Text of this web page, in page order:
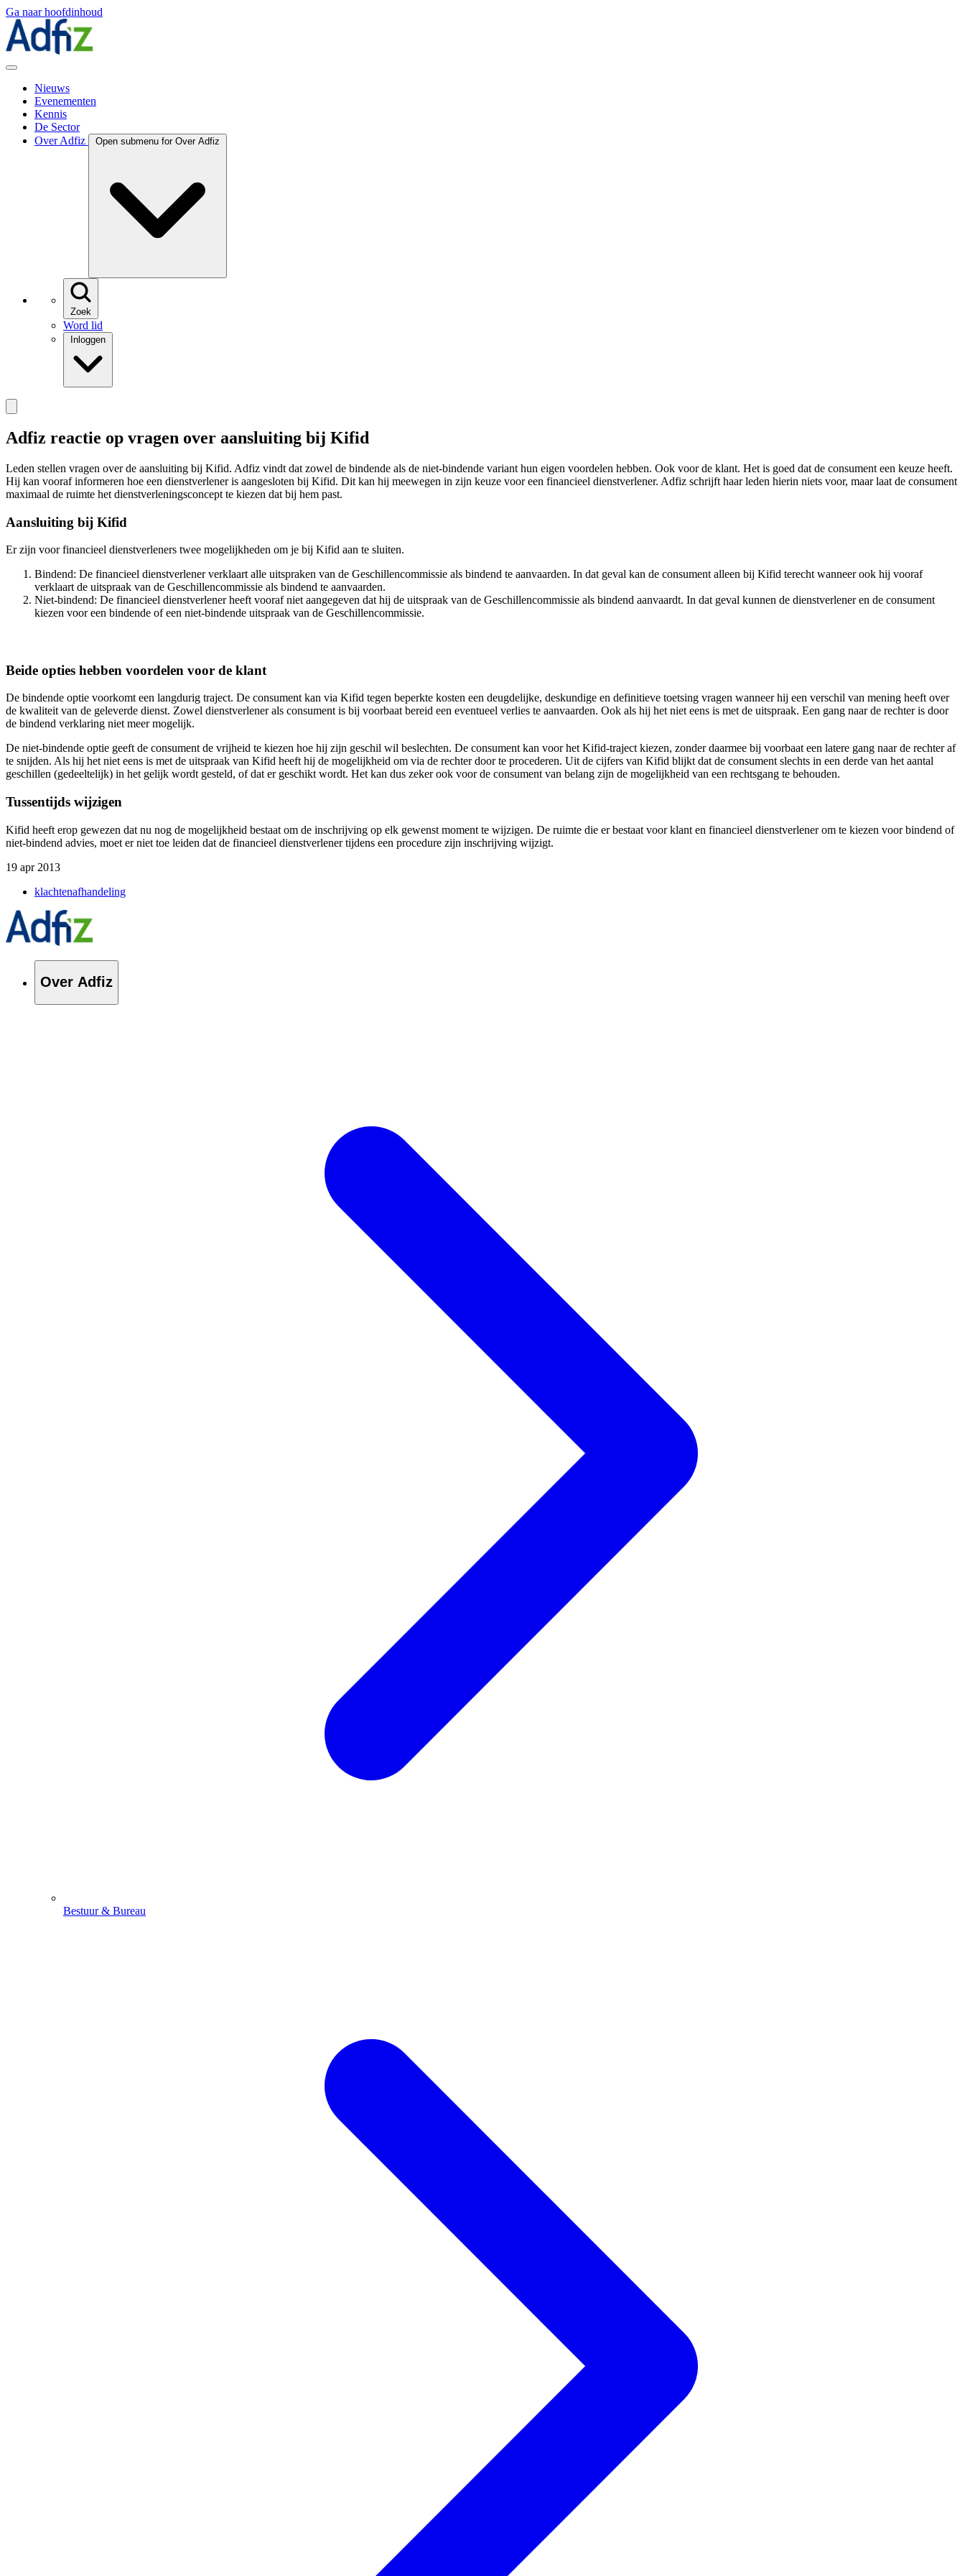
Ga naar hoofdinhoud
Nieuws
Evenementen
Kennis
De Sector
Over Adfiz
Open submenu for Over Adfiz
Zoek
Word lid
Inloggen
Adfiz reactie op vragen over aansluiting bij Kifid
Leden stellen vragen over de aansluiting bij Kifid. Adfiz vindt dat zowel de bindende als de niet-bindende variant hun eigen voordelen hebben. Ook voor de klant. Het is goed dat de consument een keuze heeft.
Hij kan vooraf informeren hoe een dienstverlener is aangesloten bij Kifid. Dit kan hij meewegen in zijn keuze voor een financieel dienstverlener. Adfiz schrijft haar leden hierin niets voor, maar laat de consument
maximaal de ruimte het dienstverleningsconcept te kiezen dat bij hem past.
Aansluiting bij Kifid
Er zijn voor financieel dienstverleners twee mogelijkheden om je bij Kifid aan te sluiten.
Bindend: De financieel dienstverlener verklaart alle uitspraken van de Geschillencommissie als bindend te aanvaarden. In dat geval kan de consument alleen bij Kifid terecht wanneer ook hij vooraf
verklaart de uitspraak van de Geschillencommissie als bindend te aanvaarden.
Niet-bindend: De financieel dienstverlener heeft vooraf niet aangegeven dat hij de uitspraak van de Geschillencommissie als bindend aanvaardt. In dat geval kunnen de dienstverlener en de consument
kiezen voor een bindende of een niet-bindende uitspraak van de Geschillencommissie.
Beide opties hebben voordelen voor de klant
De bindende optie voorkomt een langdurig traject. De consument kan via Kifid tegen beperkte kosten een deugdelijke, deskundige en definitieve toetsing vragen wanneer hij een verschil van mening heeft over
de kwaliteit van de geleverde dienst. Zowel dienstverlener als consument is bij voorbaat bereid een eventueel verlies te aanvaarden. Ook als hij het niet eens is met de uitspraak. Een gang naar de rechter is door
de bindend verklaring niet meer mogelijk.
De niet-bindende optie geeft de consument de vrijheid te kiezen hoe hij zijn geschil wil beslechten. De consument kan voor het Kifid-traject kiezen, zonder daarmee bij voorbaat een latere gang naar de rechter af
te snijden. Als hij het niet eens is met de uitspraak van Kifid heeft hij de mogelijkheid om via de rechter door te procederen. Uit de cijfers van Kifid blijkt dat de consument slechts in een derde van het aantal
geschillen (gedeeltelijk) in het gelijk wordt gesteld, of dat er geschikt wordt. Het kan dus zeker ook voor de consument van belang zijn de mogelijkheid van een rechtsgang te behouden.
Tussentijds wijzigen
Kifid heeft erop gewezen dat nu nog de mogelijkheid bestaat om de inschrijving op elk gewenst moment te wijzigen. De ruimte die er bestaat voor klant en financieel dienstverlener om te kiezen voor bindend of
niet-bindend advies, moet er niet toe leiden dat de financieel dienstverlener tijdens een procedure zijn inschrijving wijzigt.
19 apr 2013
klachtenafhandeling
Over Adfiz
Bestuur & Bureau